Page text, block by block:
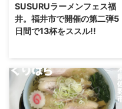
SUSURUラーメンフェス福
井。福井市で開催の第二弾5
日間で13杯をススル!!